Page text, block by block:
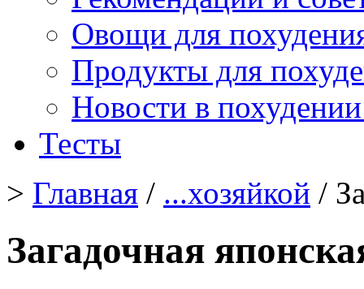
Овощи для
Продукты для
Новости в
Тесты
> Главная / ...хозяйкой /
Загадочная